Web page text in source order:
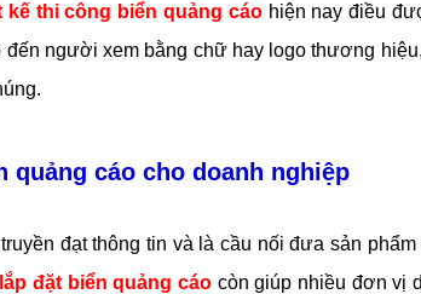
kế thi công biển quảng cáohiện nay điều
người xem bằng chữ hay logo thương
cáo cho doanh nghiệp
đạt thông tin và là cầu nối đưa sản
lắp đặt biển quảng cáocòn giúp nhiều đơn vị